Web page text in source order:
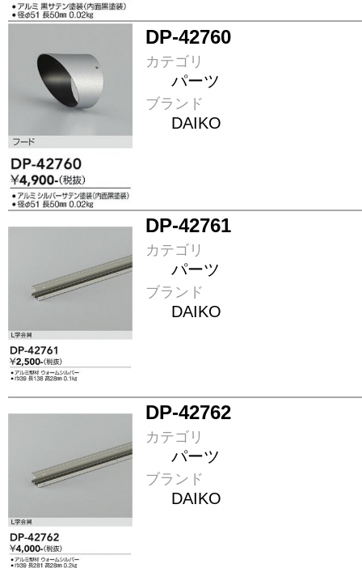
DP-42760
カテゴリ
パーツ
ブランド
DAIKO
DP-42761
カテゴリ
パーツ
ブランド
DAIKO
DP-42762
カテゴリ
パーツ
ブランド
DAIKO